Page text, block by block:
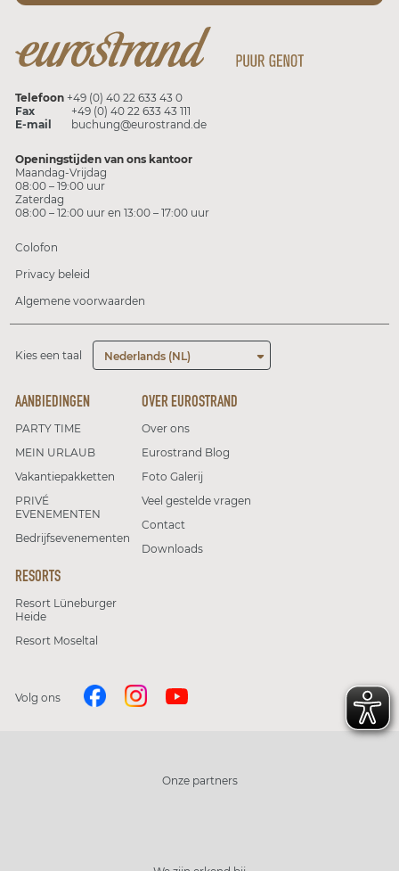
Telefoon +49 (0) 40 22 633 43 0
Fax
+49 (0) 40 22 633 43 111
E-mail
buchung@eurostrand.de
Openingstijden van ons kantoor
Maandag-Vrijdag
08:00 – 19:00 uur
Zaterdag
08:00 – 12:00 uur en 13:00 – 17:00 uur
Colofon
Privacy beleid
Algemene voorwaarden
Kies een taal Nederlands (NL)
AANBIEDINGEN
PARTY TIME
MEIN URLAUB
Vakantiepakketten
PRIVÉ
EVENEMENTEN
Bedrijfsevenementen
RESORTS
Resort Lüneburger
Heide
Resort Moseltal
OVER EUROSTRAND
Over ons
Eurostrand Blog
Foto Galerij
Veel gestelde vragen
Contact
Downloads
Volg ons
Onze partners